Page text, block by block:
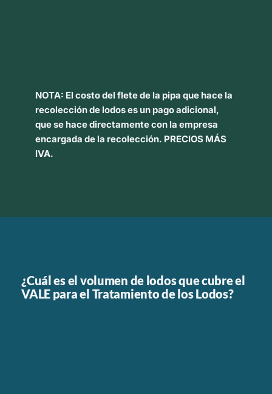
NOTA: El costo del flete de la pipa que hace la
recolección de lodos es un pago adicional,
que se hacedirectamente con la empresa
encargada de la recolección. PRECIOS MÁS
IVA.
¿Cuál es el volumen de lodos que cubre el
VALE para el Tratamiento de los Lodos?